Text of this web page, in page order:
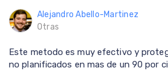
Alejandro Abello-Martinez
Otras
Este metodo es muy efectivo y
no planificados en mas de un 90 por